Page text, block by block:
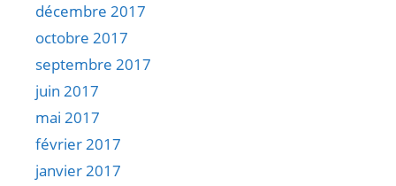
décembre 2017
octobre 2017
septembre 2017
juin 2017
mai 2017
février 2017
janvier 2017